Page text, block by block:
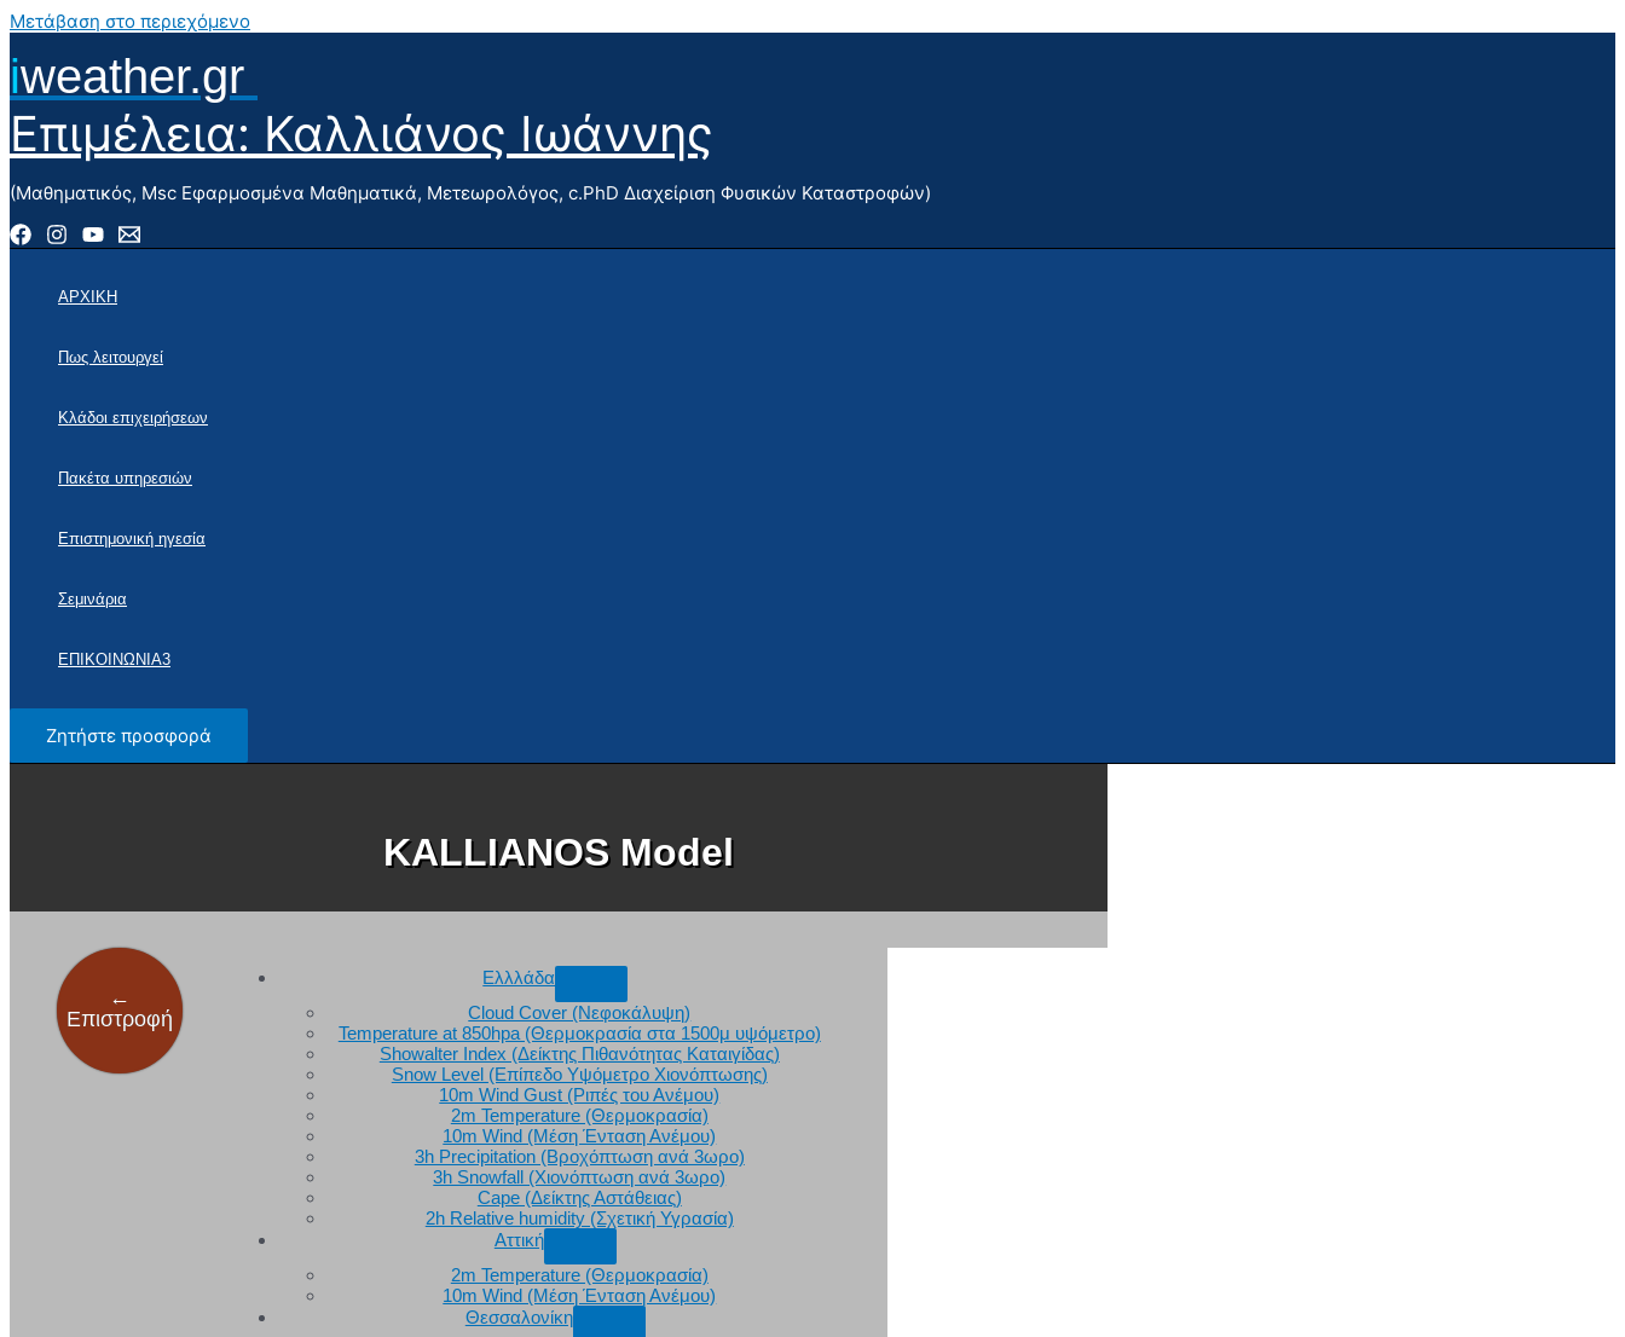
Μετάβαση στο περιεχόμενο
iweather.gr
Επιμέλεια: Καλλιάνος Ιωάννης
(Μαθηματικός, Msc Εφαρμοσμένα Μαθηματικά, Μετεωρολόγος, c.PhD Διαχείριση Φυσικών Καταστροφών)
ΑΡΧΙΚΗ
Πως λειτουργεί
Κλάδοι επιχειρήσεων
Πακέτα υπηρεσιών
Επιστημονική ηγεσία
Σεμινάρια
ΕΠΙΚΟΙΝΩΝΙΑ3
Ζητήστε προσφορά
KALLIANOS Model
←
Επιστροφή
Ελλλάδα
Cloud Cover (Νεφοκάλυψη)
Temperature at 850hpa (Θερμοκρασία στα 1500μ υψόμετρο)
Showalter Index (Δείκτης Πιθανότητας Καταιγίδας)
Snow Level (Επίπεδο Υψόμετρο Χιονόπτωσης)
10m Wind Gust (Ριπές του Ανέμου)
2m Temperature (Θερμοκρασία)
10m Wind (Μέση Ένταση Ανέμου)
3h Precipitation (Βροχόπτωση ανά 3ωρο)
3h Snowfall (Χιονόπτωση ανά 3ωρο)
Cape (Δείκτης Αστάθειας)
2h Relative humidity (Σχετική Υγρασία)
Αττική
2m Temperature (Θερμοκρασία)
10m Wind (Μέση Ένταση Ανέμου)
Θεσσαλονίκη